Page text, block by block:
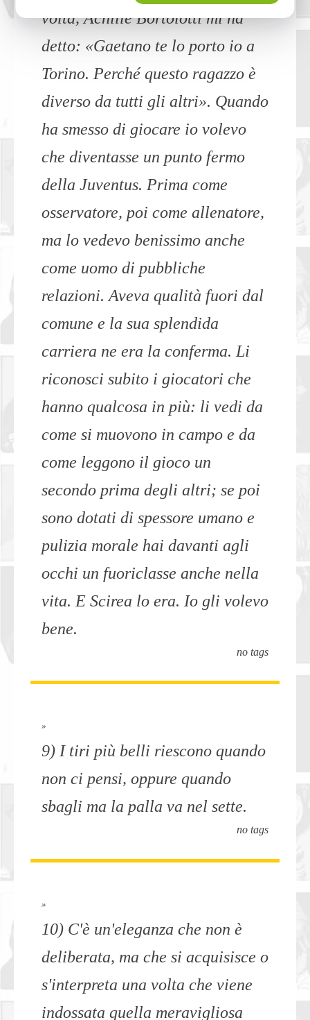
volta, Achille Bortolotti mi ha
detto: «Gaetano te lo porto io a
Torino. Perché questo ragazzo è
diverso da tutti gli altri». Quando
ha smesso di giocare io volevo
che diventasse un punto fermo
della Juventus. Prima come
osservatore, poi come allenatore,
ma lo vedevo benissimo anche
come uomo di pubbliche
relazioni. Aveva qualità fuori dal
comune e la sua splendida
carriera ne era la conferma. Li
riconosci subito i giocatori che
hanno qualcosa in più: li vedi da
come si muovono in campo e da
come leggono il gioco un
secondo prima degli altri; se poi
sono dotati di spessore umano e
pulizia morale hai davanti agli
occhi un fuoriclasse anche nella
vita. E Scirea lo era. Io gli volevo
bene.
no tags
»
9) I tiri più belli riescono quando
non ci pensi, oppure quando
sbagli ma la palla va nel sette.
no tags
»
10) C'è un'eleganza che non è
deliberata, ma che si acquisisce o
s'interpreta una volta che viene
indossata quella meravigliosa